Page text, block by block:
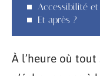
Accessibilité
Et après ?
À l’heure où